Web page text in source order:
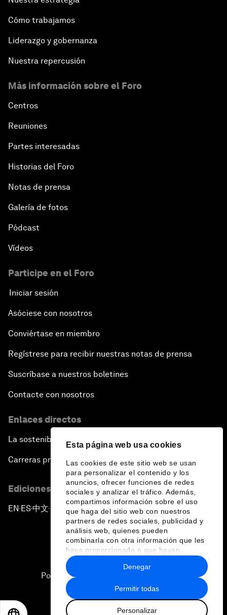
Esta página web usa cookies
Las cookies de este sitio web se usan
para personalizar el contenido y los
anuncios, ofrecer funciones de redes
sociales y analizar el tráfico. Además,
compartimos información sobre el uso
que haga del sitio web con nuestros
partners de redes sociales, publicidad y
análisis web, quienes pueden
combinarla con otra información que les
haya proporcionado o que hayan
recopilado a partir del uso que haya
hecho de sus servicios.
Permitir todas
Personalizar
Denegar
Cómo trabajamos
Liderazgo y gobernanza
Nuestra repercusión
Más información sobre el Foro
Centros
Reuniones
Partes interesadas
Historias del Foro
Notas de prensa
Galería de fotos
Pódcast
Vídeos
Participe en el Foro
Iniciar sesión
Asóciese con nosotros
Conviértase en miembro
Regístrese para recibir nuestras notas de prensa
Suscríbase a nuestros boletines
Contacte con nosotros
Enlaces directos
La sostenibilidad en el Foro
Carreras profesionales
Ediciones en otros idiomas
EN ▪ ES▪中文▪ 日本語
Política de privacidad y normas de uso